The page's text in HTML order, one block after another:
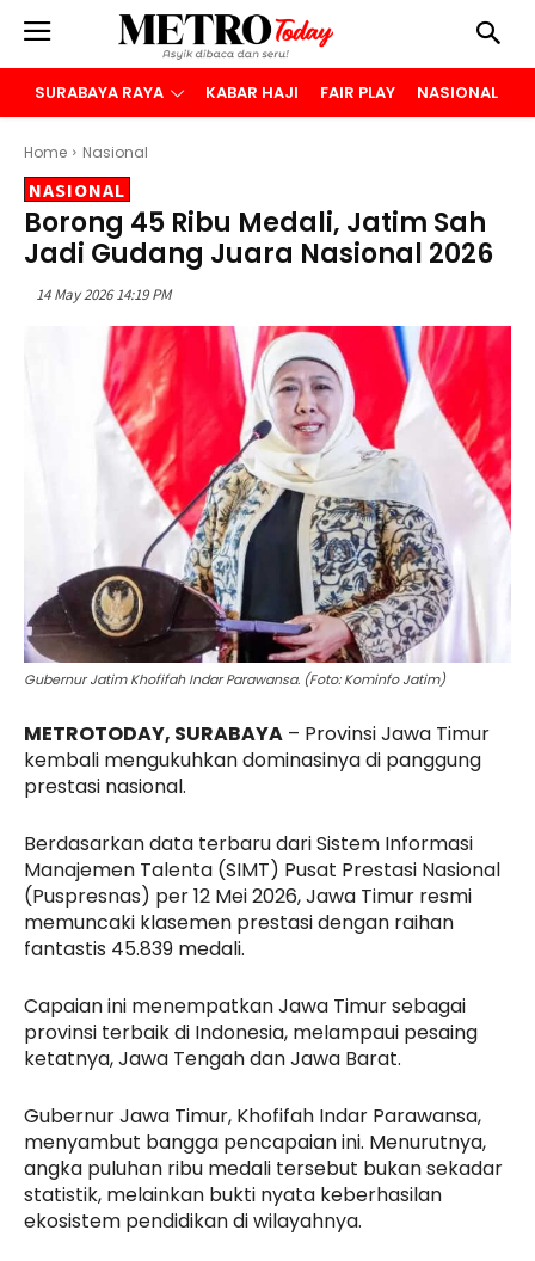
SURABAYA RAYA KABAR HAJI FAIR PLAY NASIONAL
Home Nasional
NASIONAL
Borong 45 Ribu Medali, Jatim Sah
Jadi Gudang Juara Nasional 2026
14 May 2026 14:19 PM
Gubernur Jatim Khofifah Indar Parawansa. (Foto: Kominfo Jatim)
METROTODAY, SURABAYA – Provinsi Jawa Timur
kembali mengukuhkan dominasinya di panggung
prestasi nasional.
Berdasarkan data terbaru dariSistem Informasi
Manajemen Talenta (SIMT) Pusat Prestasi Nasional
(Puspresnas) per 12 Mei 2026,Jawa Timur resmi
memuncaki klasemen prestasi dengan raihan
fantastis 45.839 medali.
Capaian ini menempatkan Jawa Timur sebagai
provinsi terbaik di Indonesia, melampaui pesaing
ketatnya,Jawa Tengah dan Jawa Barat.
Gubernur Jawa Timur, Khofifah Indar Parawansa,
menyambut bangga pencapaian ini. Menurutnya,
angka puluhan ribu medali tersebut bukan sekadar
statistik, melainkan bukti nyata keberhasilan
ekosistem pendidikan di wilayahnya.